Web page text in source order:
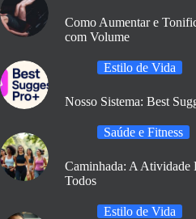
Como Aumentar e
com Volume
Estilo de Vida
Nosso Sistema: Best
Saúde e Fitness
Caminhada: A Atividade
Todos
Estilo de Vida